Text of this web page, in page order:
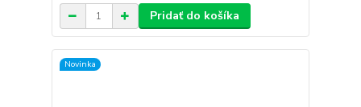
Pridať do košíka
Novinka